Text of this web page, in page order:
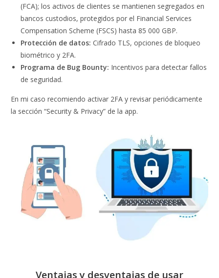
(FCA); los activos de clientes se mantienen segregados en
bancos custodios, protegidos por el Financial Services
Compensation Scheme (FSCS) hasta 85 000 GBP.
Protección de datos: Cifrado TLS, opciones de bloqueo
biométrico y 2FA.
Programa de Bug Bounty: Incentivos para detectar fallos
de seguridad.
En mi caso recomiendo activar 2FA y revisar periódicamente
la sección “Security & Privacy” de la app.
Ventajas y desventajas de usar